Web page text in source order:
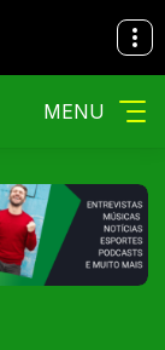
MENU